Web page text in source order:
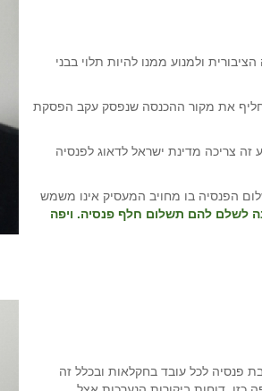
ולמנוע ממנו להיות תלוי בבני
את מקור ההכנסה שנפסק עקב הפסקת
זה צריכה מדינת ישראל לדאוג לפנסיה
הפנסיה בו מחויב המעסיק אינו משמש
לשלם להם תשלום חלף פנסיה. ויפה
פנסיה לכל עובד בחקלאות ובכלל זה